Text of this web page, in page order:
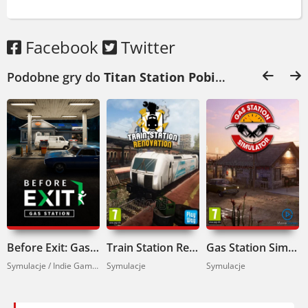
Spędzisz przy niej jeden wieczór, a
zapamiętasz na dłużej.
odpuszcza. Gotowy na wyzwanie?
Facebook Twitter
Podobne gry do Titan Station Pobierz
Before Exit: Gas Station Pobierz
Symulacje / Indie Games
Train Station Renovation Pobierz
Symulacje
Gas Station Simulator Pobierz
Symulacje